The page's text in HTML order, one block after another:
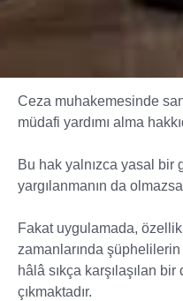
Ceza muhakemesinde
müdafi yardımı alma
Bu hak yalnızca yasal bir
yargılanmanın da
Fakat uygulamada,
zamanlarında
hâlâ sıkça karşılaşılan bir
çıkmaktadır.